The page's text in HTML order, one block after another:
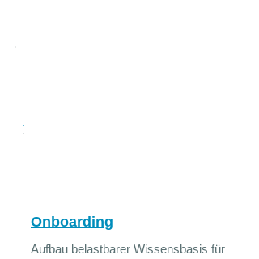
Onboarding
Aufbau belastbarer Wissensbasis für